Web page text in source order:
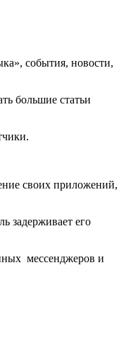
события, новости,
большие статьи
своих приложений,
задерживает его
мессенджеров и